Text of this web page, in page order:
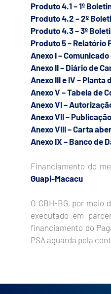
Produto 4.1 – 1º
Produto 4.2 – 2º
Produto 4.3 – 3º
Produto 5 – Relatório
Anexo I –
Anexo II – Diário de
Anexo III e IV – Planta
Anexo V – Tabela de
Anexo VI –
Anexo VII –
Anexo VIII – Carta
Anexo IX – Banco de
Financiamento do
Guapi-Macacu
O CBH-BG, por meio
executado em
financiamento do
PSA aguarda pela